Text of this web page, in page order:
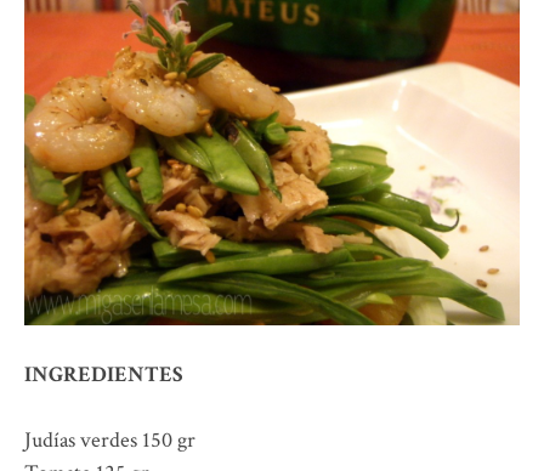
INGREDIENTES
Judías verdes 150 gr